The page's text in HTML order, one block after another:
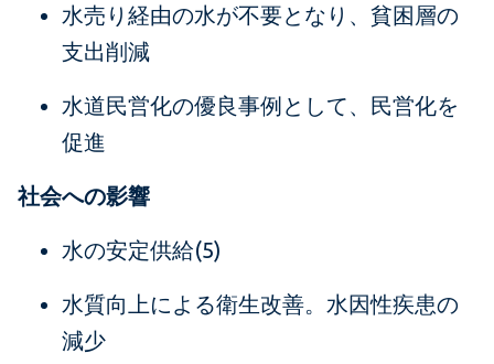
水売り経由の水が不要となり、貧困層の
支出削減
水道民営化の優良事例として、民営化を
促進
社会への影響
水の安定供給(5)
水質向上による衛生改善。水因性疾患の
減少